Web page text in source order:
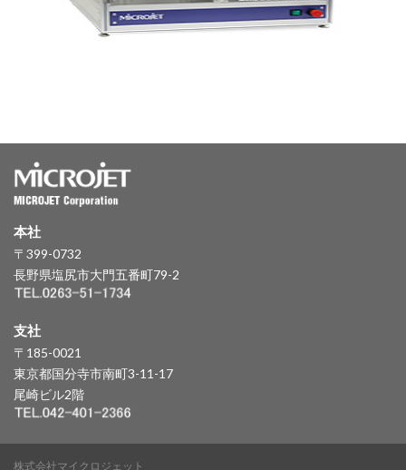
本社
〒399-0732
長野県塩尻市大門五番町79-2
支社
〒185-0021
東京都国分寺市南町3-11-17
尾崎ビル2階
株式会社マイクロジェット